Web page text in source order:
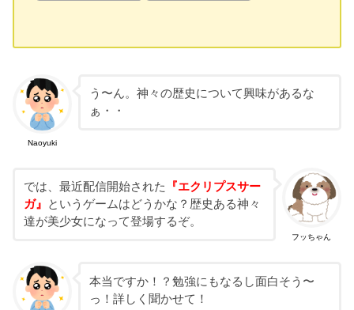
Naoyuki
う〜ん。神々の歴史について興味があるな
ぁ・・
フッちゃん
では、最近配信開始された
『エクリプスサー
ガ』
というゲームはどうかな？歴史ある神々
達が美少女になって登場するぞ。
本当ですか！？勉強にもなるし面白そう〜
っ！詳しく聞かせて！